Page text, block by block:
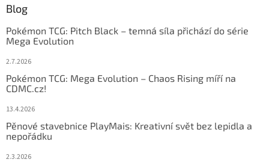
Blog
Pokémon TCG: Pitch Black – temná síla přichází do série
Mega Evolution
2.7.2026
Pokémon TCG: Mega Evolution – Chaos Rising míří na
CDMC.cz!
13.4.2026
Pěnové stavebnice PlayMais: Kreativní svět bez lepidla a
nepořádku
2.3.2026